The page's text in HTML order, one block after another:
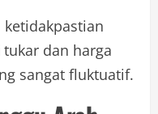
dan harga
sangat fluktuatif.